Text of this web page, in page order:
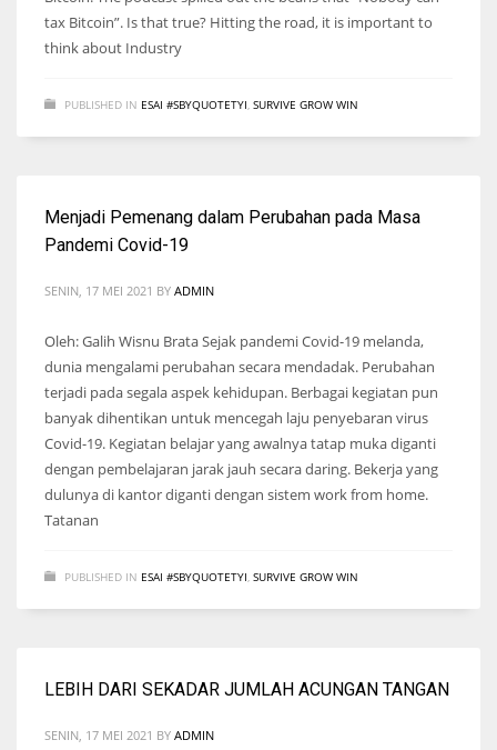
tax Bitcoin”. Is that true? Hitting the road, it is important to
think about Industry
PUBLISHED IN ESAI #SBYQUOTETYI SURVIVE GROW WIN
Menjadi Pemenang dalam Perubahan pada Masa
Pandemi Covid-19
SENIN, 17 MEI 2021 BY ADMIN
Oleh: Galih Wisnu Brata Sejak pandemi Covid-19 melanda,
dunia mengalami perubahan secara mendadak. Perubahan
terjadi pada segala aspek kehidupan. Berbagai kegiatan pun
banyak dihentikan untuk mencegah laju penyebaran virus
Covid-19. Kegiatan belajar yang awalnya tatap muka diganti
dengan pembelajaran jarak jauh secara daring. Bekerja yang
dulunya di kantor diganti dengan sistem work from home.
Tatanan
PUBLISHED IN ESAI #SBYQUOTETYI SURVIVE GROW WIN
LEBIH DARI SEKADAR JUMLAH ACUNGAN TANGAN
SENIN, 17 MEI 2021 BY ADMIN